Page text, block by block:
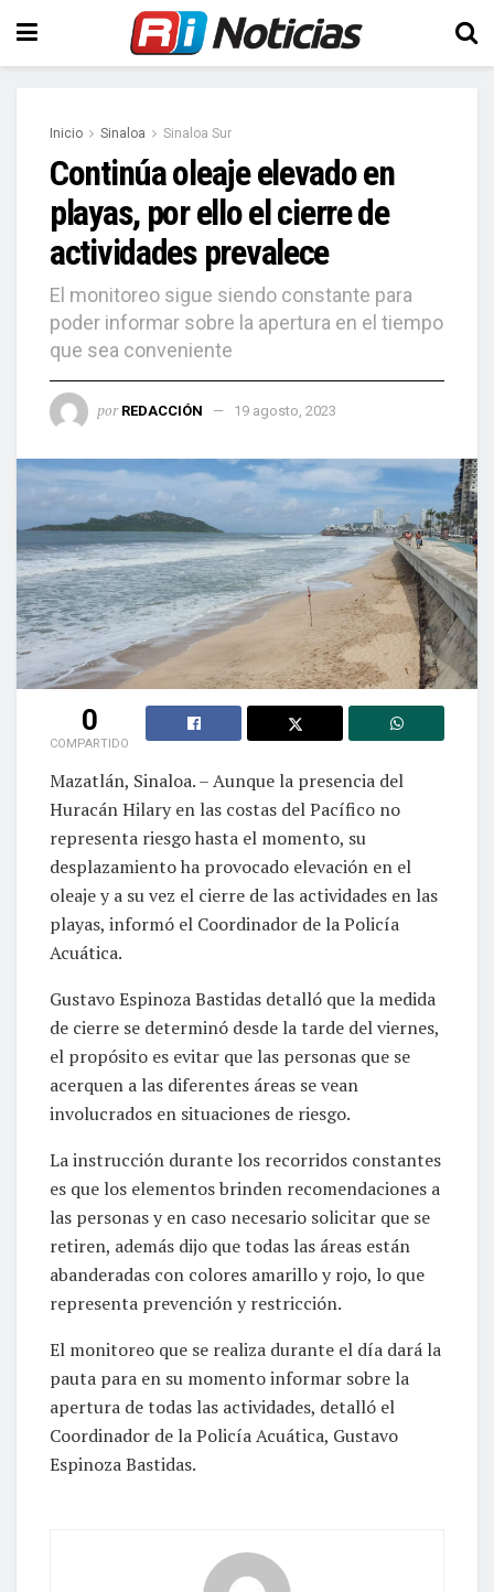
Inicio Sinaloa Sinaloa Sur
Continúa oleaje elevado en
playas, por ello el cierre de
actividades prevalece
El monitoreo sigue siendo constante para
poder informar sobre la apertura en el tiempo
que sea conveniente
por REDACCIÓN 19 agosto, 2023
0
COMPARTIDO
Mazatlán, Sinaloa. – Aunque la presencia del
Huracán Hilary en las costas del Pacífico no
representa riesgo hasta el momento, su
desplazamiento ha provocado elevación en el
oleaje y a su vez el cierre de las actividades en las
playas, informó el Coordinador de la Policía
Acuática.
Gustavo Espinoza Bastidas detalló que la medida
de cierre se determinó desde la tarde del viernes,
el propósito es evitar que las personas que se
acerquen a las diferentes áreas se vean
involucrados en situaciones de riesgo.
La instrucción durante los recorridos constantes
es que los elementos brinden recomendaciones a
las personas y en caso necesario solicitar que se
retiren, además dijo que todas las áreas están
abanderadas con colores amarillo y rojo, lo que
representa prevención y restricción.
El monitoreo que se realiza durante el día dará la
pauta para en su momento informar sobre la
apertura de todas las actividades, detalló el
Coordinador de la Policía Acuática, Gustavo
Espinoza Bastidas.